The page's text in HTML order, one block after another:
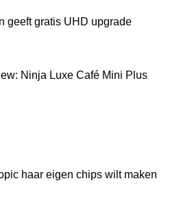
geeft gratis UHD upgrade
Ninja Luxe Café Mini Plus
haar eigen chips wilt maken